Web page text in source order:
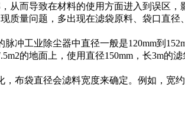
而导致在材料的使用方面进入到误区，
量问题，多出现在滤袋原料、袋口直径
工业除尘器中直径一般是120mm到
地面上，使用直径150mm，长3m的滤
袋直径会滤料宽度来确定。例如，宽约